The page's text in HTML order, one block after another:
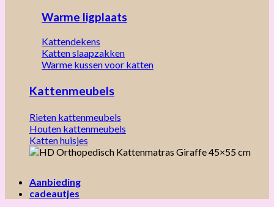
Warme ligplaats
Kattendekens
Katten slaapzakken
Warme kussen voor katten
Kattenmeubels
Rieten kattenmeubels
Houten kattenmeubels
Katten huisjes
Aanbieding
cadeautjes